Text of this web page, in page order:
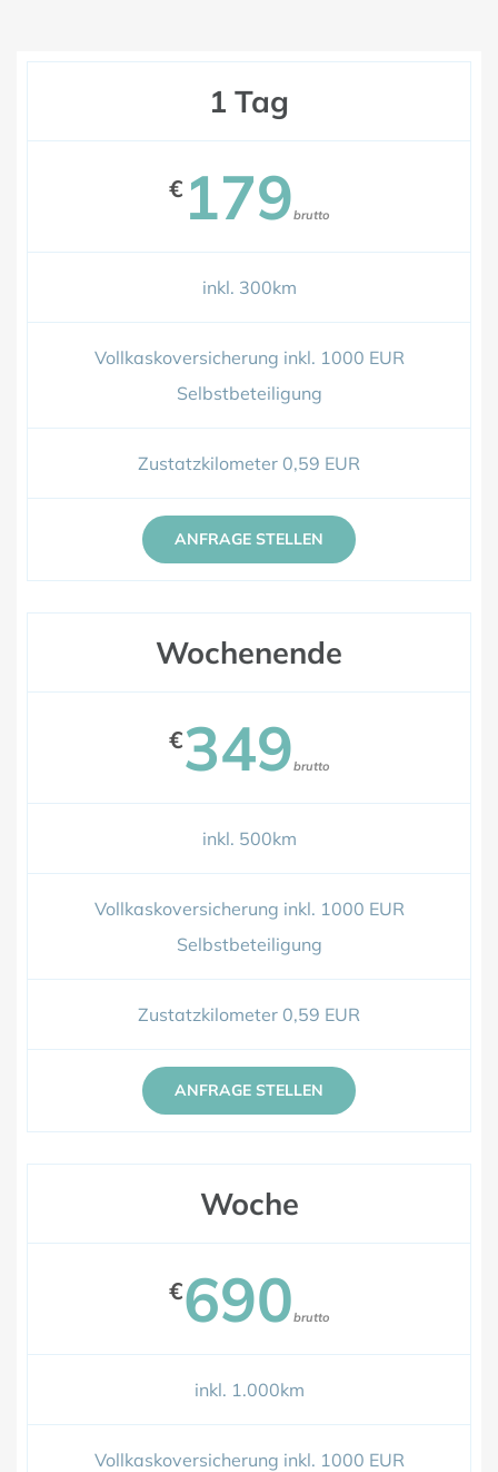
1 Tag
€ 179brutto
inkl. 300km
Vollkaskoversicherung inkl. 1000 EUR
Selbstbeteiligung
Zustatzkilometer 0,59 EUR
ANFRAGE STELLEN
Wochenende
€349brutto
inkl. 500km
Vollkaskoversicherung inkl. 1000 EUR
Selbstbeteiligung
Zustatzkilometer 0,59 EUR
ANFRAGE STELLEN
Woche
€690brutto
inkl. 1.000km
Vollkaskoversicherung inkl. 1000 EUR